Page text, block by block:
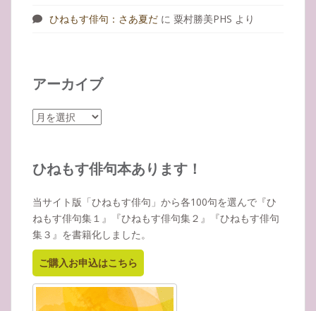
ひねもす俳句：さあ夏だ に 粟村勝美PHS より
アーカイブ
ア
イ
ひねもす俳句本あります！
当サイト版「ひねもす俳句」から各100句を選んで『ひ
ねもす俳句集１』『ひねもす俳句集２』『ひねもす俳句
集３』を書籍化しました。
ご購入お申込はこちら